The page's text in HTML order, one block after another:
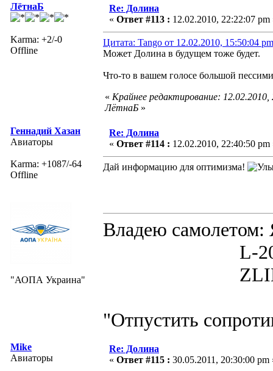
ЛётнаБ
Karma: +2/-0
Offline
Re: Долина
« Ответ #113 : 12.02.2010, 22:22:07 pm
Цитата: Tango от 12.02.2010, 15:50:04 pm
Может Долина в будущем тоже будет.
Что-то в вашем голосе большой
« Крайнее редактирование:
ЛётнаБ »
Геннадий Хазан
Авиаторы
Karma: +1087/-64
Offline
"АОПА Украина"
Re: Долина
« Ответ #114 : 12.02.2010, 22:40:50 pm
Дай информацию для оптимизма!
Владею
L-200D
ZLIN 526
"Отпустить
Mike
Авиаторы
Re: Долина
« Ответ #115 : 30.05.2011, 20:30:00 pm